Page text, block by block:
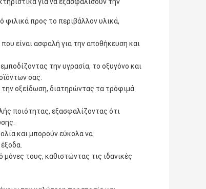
για να εξασφαλίσουν την
φιλικά προς το περιβάλλον υλικά,
είναι ασφαλή για την αποθήκευση και
την υγρασία, το οξυγόνο και
σας.
την οξείδωση, διατηρώντας τα τρόφιμά
ποιότητας, εξασφαλίζοντας ότι
και μπορούν εύκολα να
μόνες τους, καθιστώντας τις ιδανικές